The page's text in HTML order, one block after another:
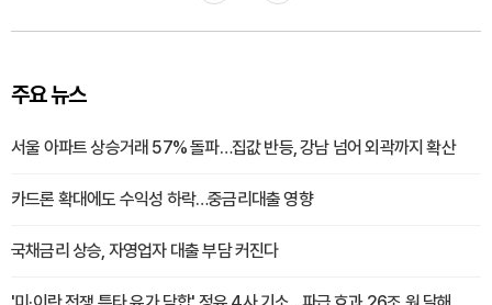
주요 뉴스
서울 아파트 상승거래 57% 돌파…집값 반등, 강남 넘어 외곽까지 확산
카드론 확대에도 수익성 하락…중금리대출 영향
국채금리 상승, 자영업자 대출 부담 커진다